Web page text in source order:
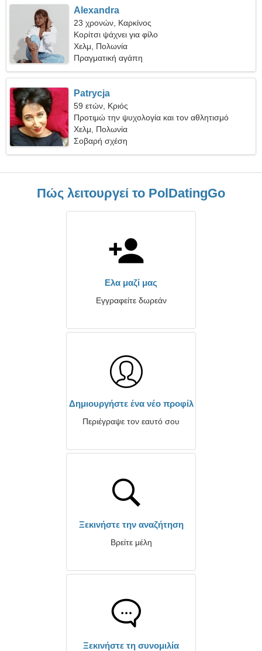
Alexandra
23 χρονών, Καρκίνος
Κορίτσι ψάχνει για φίλο
Χελμ, Πολωνία
Πραγματική αγάπη
Patrycja
59 ετών, Κριός
Προτιμώ την ψυχολογία και τον αθλητισμό
Χελμ, Πολωνία
Σοβαρή σχέση
Πώς λειτουργεί το PolDatingGo
Ελα μαζί μας
Εγγραφείτε δωρεάν
Δημιουργήστε ένα νέο προφίλ
Περιέγραψε τον εαυτό σου
Ξεκινήστε την αναζήτηση
Βρείτε μέλη
Ξεκινήστε τη συνομιλία